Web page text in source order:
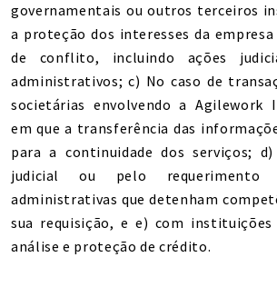
governamentais ou outros terceiros
a proteção dos interesses da
de conflito, incluindo ações
administrativos; c) No caso de
societárias envolvendo a Agilework
em que a transferência das
para a continuidade dos serviços;
judicial ou pelo requerimento
administrativas que detenham
sua requisição, e e) com instituições
análise e proteção de crédito.